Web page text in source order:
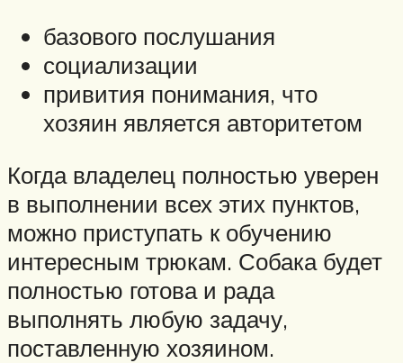
базового послушания
социализации
привития понимания, что
хозяин является авторитетом
Когда владелец полностью уверен
в выполнении всех этих пунктов,
можно приступать к обучению
интересным трюкам. Собака будет
полностью готова и рада
выполнять любую задачу,
поставленную хозяином.